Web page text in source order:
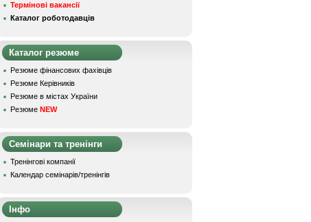
Термінові вакансії
Каталог роботодавців
Каталог резюме
Резюме фінансових фахівців
Резюме Керівників
Резюме в містах України
Резюме NEW
Семінари та тренінги
Тренінгові компанії
Календар семінарів/тренінгів
Інфо